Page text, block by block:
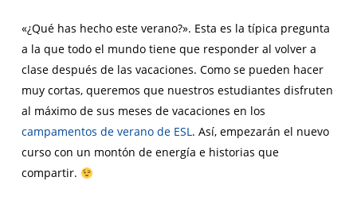
«¿Qué has hecho este verano?». Esta es la típica pregunta
a la que todo el mundo tiene que responder al volver a
clase después de las vacaciones. Como se pueden hacer
muy cortas, queremos que nuestros estudiantes disfruten
al máximo de sus meses de vacaciones en los
campamentos de verano de ESL. Así, empezarán el nuevo
curso con un montón de energía e historias que
compartir.